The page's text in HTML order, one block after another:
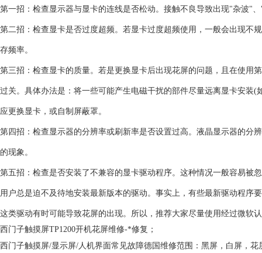
第一招：检查显示器与显卡的连线是否松动。接触不良导致出现"杂波"
第二招：检查显卡是否过度超频。若显卡过度超频使用，一般会出现不
存频率。
第三招：检查显卡的质量。若是更换显卡后出现花屏的问题，且在使用
过关。具体办法是：将一些可能产生电磁干扰的部件尽量远离显卡安装
应更换显卡，或自制屏蔽罩。
第四招：检查显示器的分辨率或刷新率是否设置过高。液晶显示器的分
的现象。
第五招：检查是否安装了不兼容的显卡驱动程序。这种情况一般容易
用户总是迫不及待地安装最新版本的驱动。事实上，有些最新驱动程序
这类驱动有时可能导致花屏的出现。所以，推荐大家尽量使用经过微软
西门子触摸屏TP1200开机花屏维修-*修复；
西门子触摸屏/显示屏/人机界面常见故障德国维修范围：黑屏，白屏，